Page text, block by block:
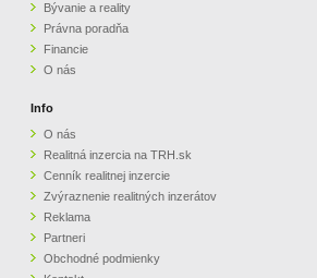
Bývanie a reality
Právna poradňa
Financie
O nás
Info
O nás
Realitná inzercia na TRH.sk
Cenník realitnej inzercie
Zvýraznenie realitných inzerátov
Reklama
Partneri
Obchodné podmienky